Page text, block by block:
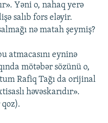
Yəni o, nahaq yerə
salıb fors eləyir.
nə matah şeymiş?
atmacasını eyninə
mötəbər sözünü o,
Rafiq Tağı da orijinal
həvəskarıdır».